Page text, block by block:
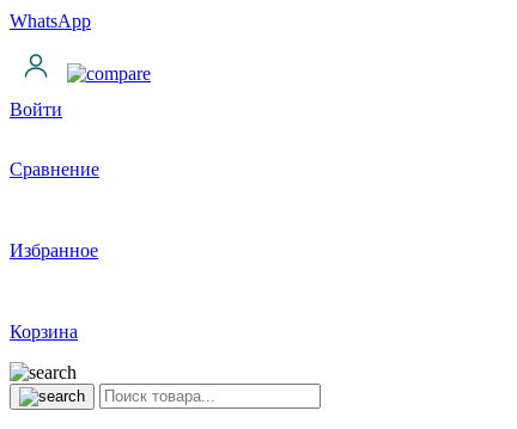
WhatsApp
Войти
Сравнение
Избранное
Корзина